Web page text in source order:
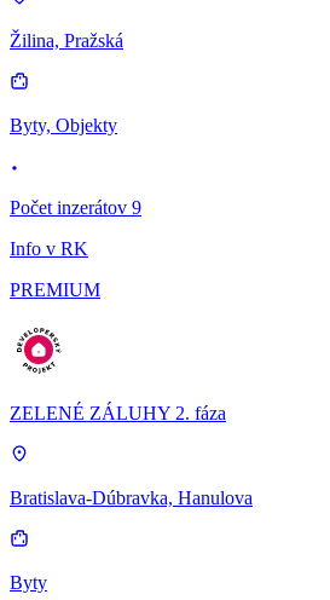
Žilina, Pražská
Byty, Objekty
Počet inzerátov 9
Info v RK
PREMIUM
ZELENÉ ZÁLUHY 2. fáza
Bratislava-Dúbravka, Hanulova
Byty